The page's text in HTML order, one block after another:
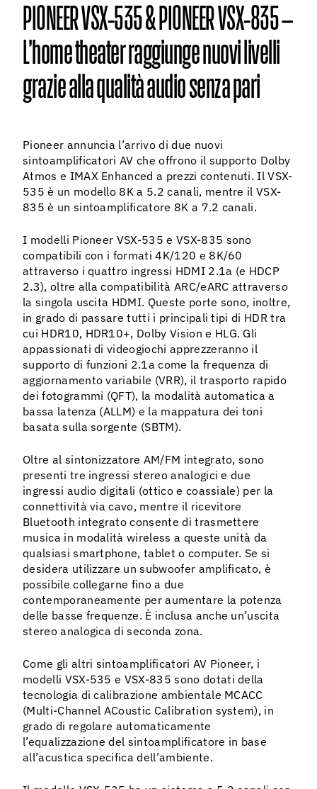
PIONEER VSX-535 & PIONEER VSX-835 –
L’home theater raggiunge nuovi livelli
grazie alla qualità audio senza pari
Pioneer annuncia l’arrivo di due nuovi
sintoamplificatori AV che offrono il supporto Dolby
Atmos e IMAX Enhanced a prezzi contenuti. Il VSX-
535 è un modello 8K a 5.2 canali, mentre il VSX-
835 è un sintoamplificatore 8K a 7.2 canali.
I modelli Pioneer VSX-535 e VSX-835 sono
compatibili con i formati 4K/120 e 8K/60
attraverso i quattro ingressi HDMI 2.1a (e HDCP
2.3), oltre alla compatibilità ARC/eARC attraverso
la singola uscita HDMI. Queste porte sono, inoltre,
in grado di passare tutti i principali tipi di HDR tra
cui HDR10, HDR10+, Dolby Vision e HLG. Gli
appassionati di videogiochi apprezzeranno il
supporto di funzioni 2.1a come la frequenza di
aggiornamento variabile (VRR), il trasporto rapido
dei fotogrammi (QFT), la modalità automatica a
bassa latenza (ALLM) e la mappatura dei toni
basata sulla sorgente (SBTM).
Oltre al sintonizzatore AM/FM integrato, sono
presenti tre ingressi stereo analogici e due
ingressi audio digitali (ottico e coassiale) per la
connettività via cavo, mentre il ricevitore
Bluetooth integrato consente di trasmettere
musica in modalità wireless a queste unità da
qualsiasi smartphone, tablet o computer. Se si
desidera utilizzare un subwoofer amplificato, è
possibile collegarne fino a due
contemporaneamente per aumentare la potenza
delle basse frequenze. È inclusa anche un’uscita
stereo analogica di seconda zona.
Come gli altri sintoamplificatori AV Pioneer, i
modelli VSX-535 e VSX-835 sono dotati della
tecnologia di calibrazione ambientale MCACC
(Multi-Channel ACoustic Calibration system), in
grado di regolare automaticamente
l’equalizzazione del sintoamplificatore in base
all’acustica specifica dell’ambiente.